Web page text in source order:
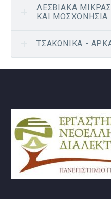
ΛΕΣΒΙΑΚΆ
ΚΑΙ ΜΟΣΧΟΝΉΣΙΑ
ΤΣΑΚΏΝΙΚΑ -